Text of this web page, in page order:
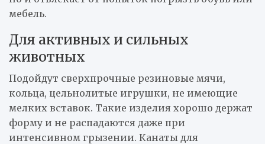
мебель.
Для активных и сильных
животных
Подойдут сверхпрочные резиновые мячи,
кольца, цельнолитые игрушки, не имеющие
мелких вставок. Такие изделия хорошо держат
форму и не распадаются даже при
интенсивном грызении. Канаты для